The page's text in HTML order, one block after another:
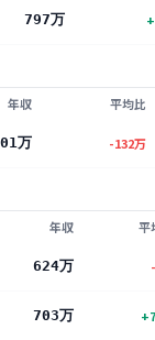
797万 +
年収 平均比
万 -132万
年収 平
624万
703万 +